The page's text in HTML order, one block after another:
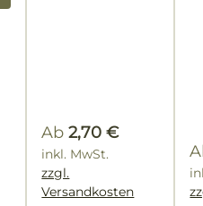
Regulärer Preis:
Ab2,70 €
inkl. MwSt.
zzgl.
Versandkosten